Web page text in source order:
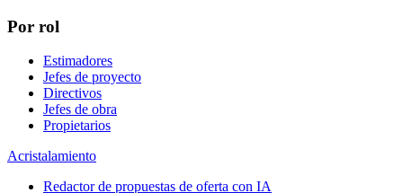
Por rol
Estimadores
Jefes de proyecto
Directivos
Jefes de obra
Propietarios
Acristalamiento
Redactor de propuestas de oferta con IA